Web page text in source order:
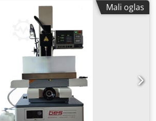
1.260 mm
, maksimalna težina
širina stola:450 mm
trofazni, dužina stola:
, Tehnička oprema -4-fold vodič
menjač -Priprema rotaciono-
rashladne jedinice za elektroniku i
za dielektrično hlađenje -Visoke
zbog MOSET generatora Chodpfevppw
za rad sa malim prečnika cevi EROSIX
-Jednostavno programiranje za
Mali oglas